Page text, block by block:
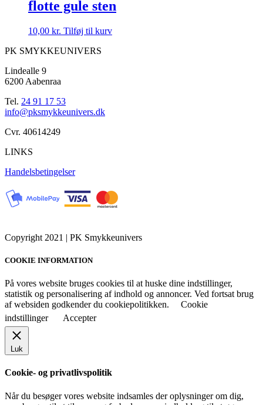
flotte gule sten
10,00 kr. Tilføj til kurv
PK SMYKKEUNIVERS
Lindealle 9
6200 Aabenraa
Tel. 24 91 17 53
info@pksmykkeunivers.dk
Cvr. 40614249
LINKS
Handelsbetingelser
Copyright 2021 | PK Smykkeunivers
COOKIE INFORMATION
På vores website bruges cookies til at huske dine indstillinger,
statistik og personalisering af indhold og annoncer. Ved fortsat brug
af websiden godkender du cookiepolitikken.
Cookie
indstillinger
Accepter
Luk
Cookie- og privatlivspolitik
Når du besøger vores website indsamles der oplysninger om dig,